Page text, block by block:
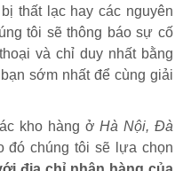
thất lạc hay các nguyên
tôi sẽ thông báo sự cố
và chỉ duy nhất bằng
sớm nhất để cùng giải
kho hàng ởHà Nội, Đà
đó chúng tôi sẽ lựa chọn